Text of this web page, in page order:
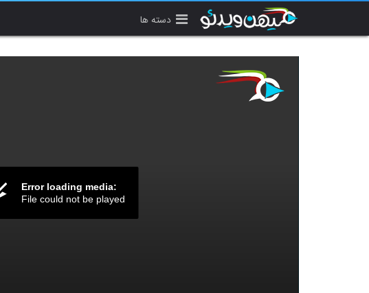
دسته ها
Error loading media:
File could not be played